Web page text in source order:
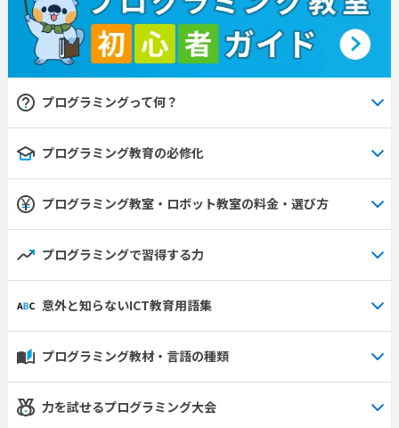
プログラミングって何？
プログラミング教育の必修化
プログラミング教室・ロボット教室の料金・選び方
プログラミングで習得する力
意外と知らないICT教育用語集
プログラミング教材・言語の種類
力を試せるプログラミング大会